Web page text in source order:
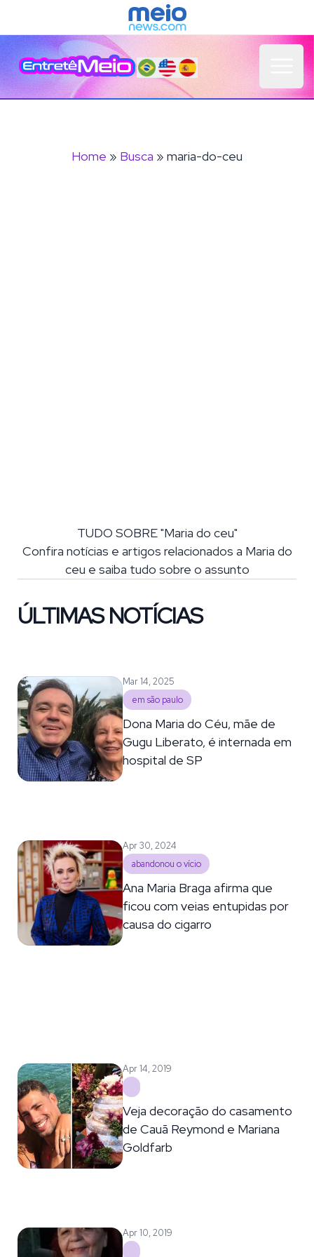
Home » Busca » maria-do-ceu
TUDO SOBRE "Maria do ceu"
Confira notícias e artigos relacionados a Maria do
ceu e saiba tudo sobre o assunto
ÚLTIMAS NOTÍCIAS
Mar 14, 2025
em são paulo
Dona Maria do Céu, mãe de
Gugu Liberato, é internada em
hospital de SP
Apr 30, 2024
abandonou o vício
Ana Maria Braga afirma que
ficou com veias entupidas por
causa do cigarro
Apr 14, 2019
Veja decoração do casamento
de Cauã Reymond e Mariana
Goldfarb
Apr 10, 2019